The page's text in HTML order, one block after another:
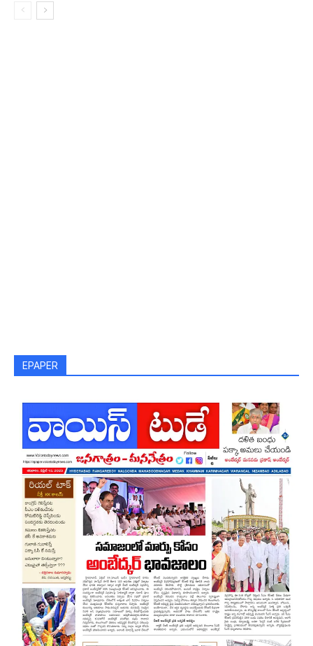
EPAPER